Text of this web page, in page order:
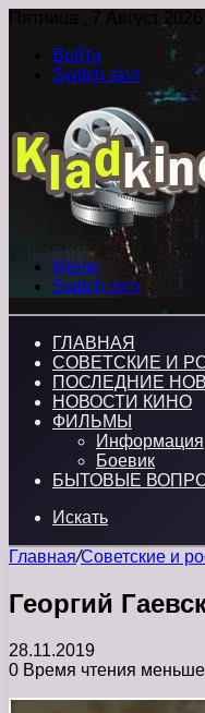
Пятница , 7 Август 2026
Войти
Switch skin
Меню
Switch skin
ГЛАВНАЯ
СОВЕТСКИЕ И
ПОСЛЕДНИЕ
НОВОСТИ КИНО
ФИЛЬМЫ
Информация
Боевик
БЫТОВЫЕ
Искать
Главная/Советские и
Георгий
28.11.2019
0 Время чтения